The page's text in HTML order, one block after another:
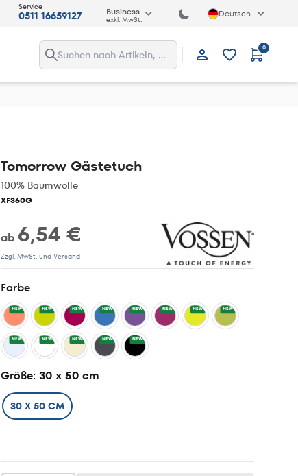
Service
0511 16659127 Business
exkl. MwSt. Deutsch
Anmelden
0
Tomorrow Gästetuch
100% Baumwolle
XF360G
ab 6,54 €
Zzgl. MwSt. und Versand
Farbe
NEW NEW NEW NEW NEW NEW NEW NEW
NEW NEW NEW NEW NEW
Größe: 30 x 50 cm
30 X 50 CM